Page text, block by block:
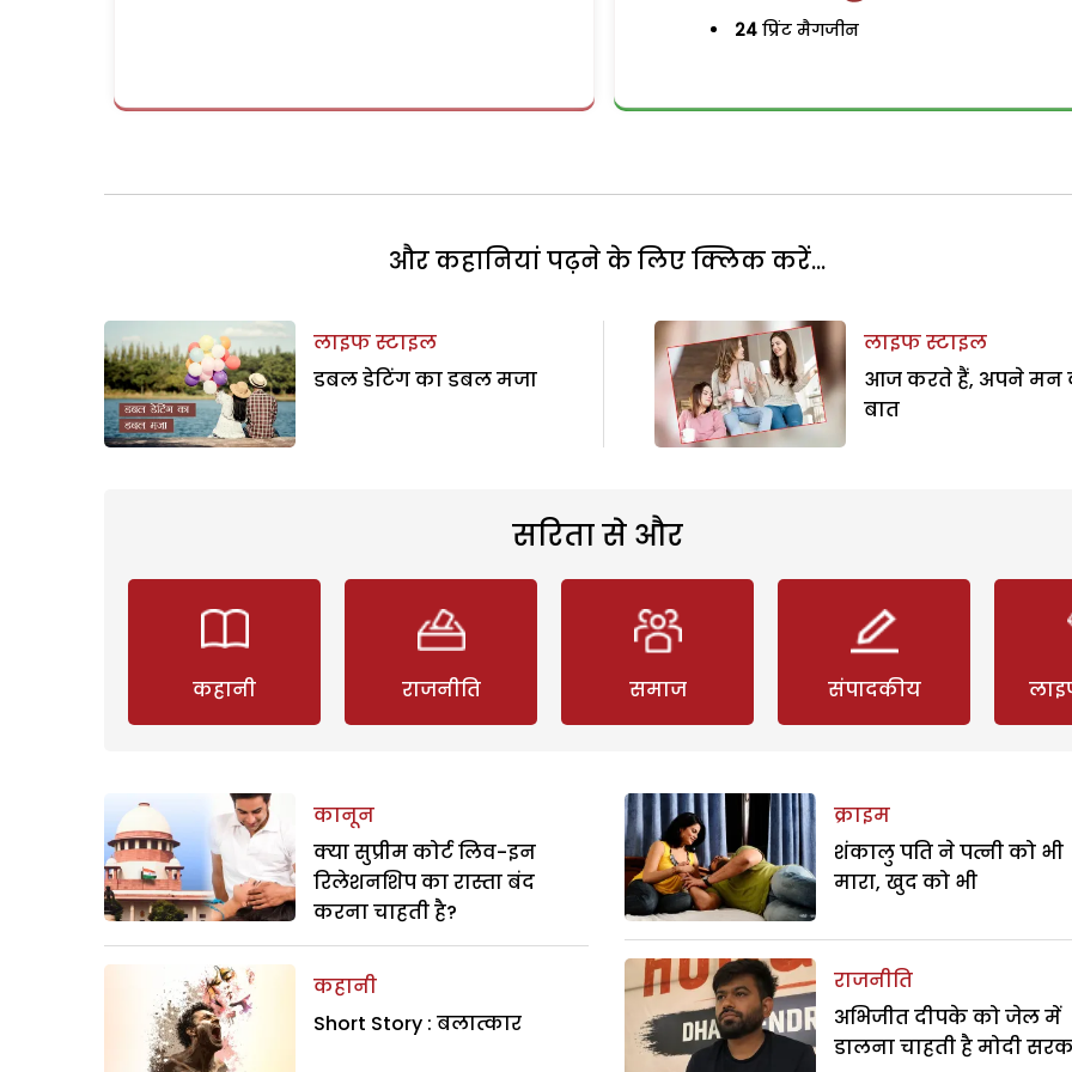
24 प्रिंट मैगजीन
और कहानियां पढ़ने के लिए क्लिक करें...
लाइफ स्टाइल
डबल डेटिंग का डबल मजा
लाइफ स्टाइल
आज करते हैं, अपने मन
बात
सरिता से और
कहानी राजनीति समाज संपादकीय
कानून
क्या सुप्रीम कोर्ट लिव-इन
रिलेशनशिप का रास्ता बंद
करना चाहती है?
कहानी
Short Story : बलात्कार
क्राइम
शंकालु पति ने पत्नी को भी
मारा, खुद को भी
राजनीति
अभिजीत दीपके को जेल में
डालना चाहती है मोदी